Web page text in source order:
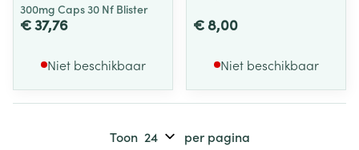
300mg Caps 30 Nf Blister
€ 37,76
Niet beschikbaar
€ 8,00
Niet beschikbaar
Toon per pagina